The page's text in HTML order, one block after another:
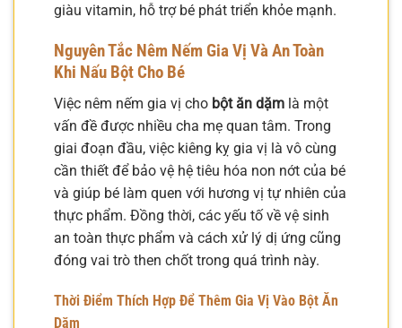
giàu vitamin, hỗ trợ bé phát triển khỏe mạnh.
Nguyên Tắc Nêm Nếm Gia Vị Và An Toàn
Khi Nấu Bột Cho Bé
Việc nêm nếm gia vị cho bột ăn dặm là một
vấn đề được nhiều cha mẹ quan tâm. Trong
giai đoạn đầu, việc kiêng kỵ gia vị là vô cùng
cần thiết để bảo vệ hệ tiêu hóa non nớt của bé
và giúp bé làm quen với hương vị tự nhiên của
thực phẩm. Đồng thời, các yếu tố về vệ sinh
an toàn thực phẩm và cách xử lý dị ứng cũng
đóng vai trò then chốt trong quá trình này.
Thời Điểm Thích Hợp Để Thêm Gia Vị Vào Bột Ăn
Dặm